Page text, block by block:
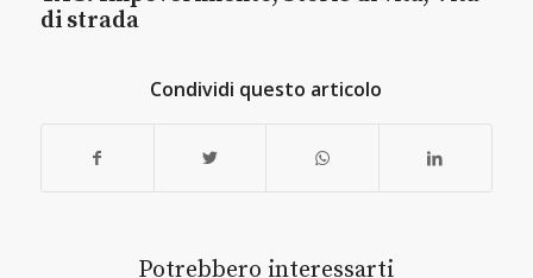
di strada
Condividi questo articolo
Potrebbero interessarti